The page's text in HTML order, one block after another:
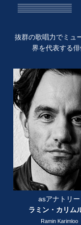
抜群の歌唱力でミュ
界を代表する
asアナトリー
ラミン・カリム
Ramin Karimloo